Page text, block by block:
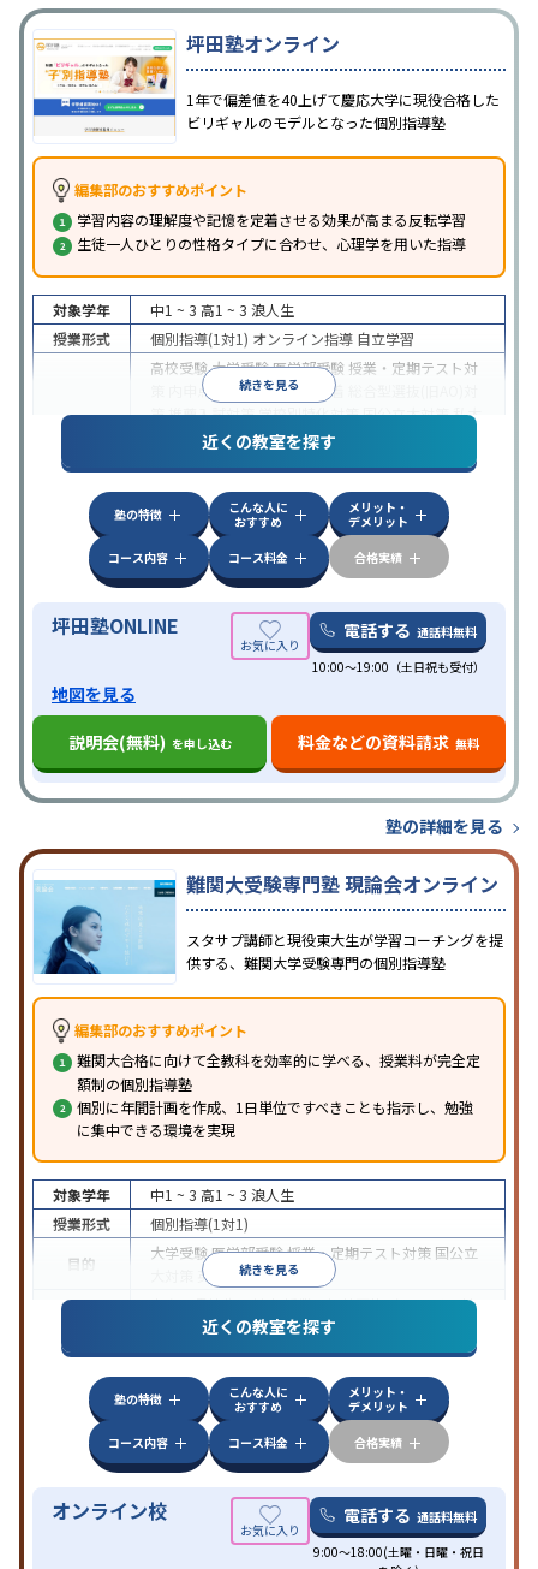
坪田塾オンライン
1年で偏差値を40上げて慶応大学に現役合格した
ビリギャルのモデルとなった個別指導塾
編集部のおすすめポイント
学習内容の理解度や記憶を定着させる効果が高まる反転学習
生徒一人ひとりの性格タイプに合わせ、心理学を用いた指導
続きを見る
対象学年 中1 ~ 3 高1 ~ 3 浪人生
授業形式
個別指導(1対1) オンライン指導 自立学習
高校受験大学受験医学部受験 授業・定期テスト対
内申点対策学習習慣の定着
策推薦入試対策学校別特化対策国公立大対策私大
共通テスト対策英検(英語検定)対策
その
特徴
中高一貫校生に対応授業の振替可能 不登校生に対
学習にPC・タブレットを利用オンライン対応
科目から受講可能季節講習のみの受講可発達障害
の子どもに対応
近くの教室を探す
塾の特徴
こんな人に
おすすめ
メリット・
デメリット
コース内容
コース料金 合格実績
坪田塾ONLINE 電話する 通話料無料
10:00～19:00（土日祝も受付）
地図を見る
説明会(無料) を申し込む 料金などの資料請求 無料
塾の詳細を見る
難関大受験専門塾 現論会オンライン
スタサプ講師と現役東大生が学習コーチングを提
供する、難関大学受験専門の個別指導塾
編集部のおすすめポイント
難関大合格に向けて全教科を効率的に学べる、授業料が完全定
額制の個別指導塾
個別に年間計画を作成、1日単位ですべきことも指示し、勉強
に集中できる環境を実現
続きを見る
対象学年 中1 ~ 3 高1 ~ 3 浪人生
授業形式
個別指導(1対1)
目的
大学受験医学部受験授業・定期テスト対策 国公立
英検(英語検定)対策
中高一貫校生に対応授業の振替可能オンライン対
自習室あり
近くの教室を探す
塾の特徴
こんな人に
おすすめ
メリット・
デメリット
コース内容
コース料金 合格実績
オンライン校 電話する 通話料無料
9:00～18:00(土曜・日曜・祝日